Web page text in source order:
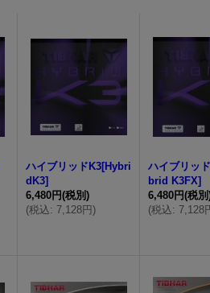
ハイブリッドK3[Hybri
dK3]
6,480円(税別)
(税込: 7,128円)
ハイブリッ
brid K3FX]
6,480円(税別
(税込: 7,128